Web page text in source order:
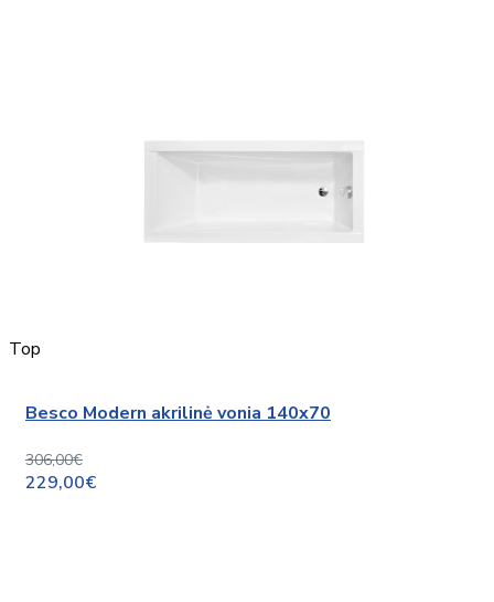
Top
Besco Modern akrilinė vonia 140x70
306,00€
229,00€